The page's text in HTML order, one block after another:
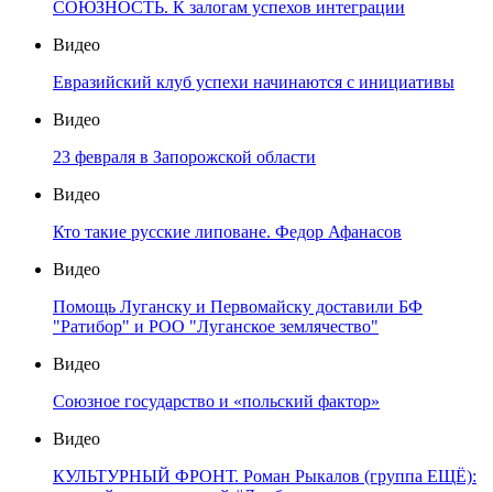
СОЮЗНОСТЬ. К залогам успехов интеграции
Видео
Евразийский клуб успехи начинаются с инициативы
Видео
23 февраля в Запорожской области
Видео
Кто такие русские липоване. Федор Афанасов
Видео
Помощь Луганску и Первомайску доставили БФ
"Ратибор" и РОО "Луганское землячество"
Видео
Союзное государство и «польский фактор»
Видео
КУЛЬТУРНЫЙ ФРОНТ. Роман Рыкалов (группа ЕЩЁ):